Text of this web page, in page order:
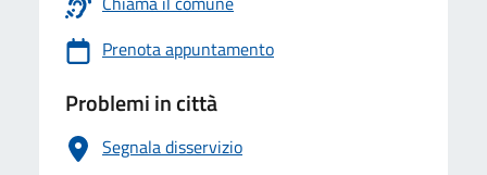
Prenota appuntamento
Problemi in città
Segnala disservizio